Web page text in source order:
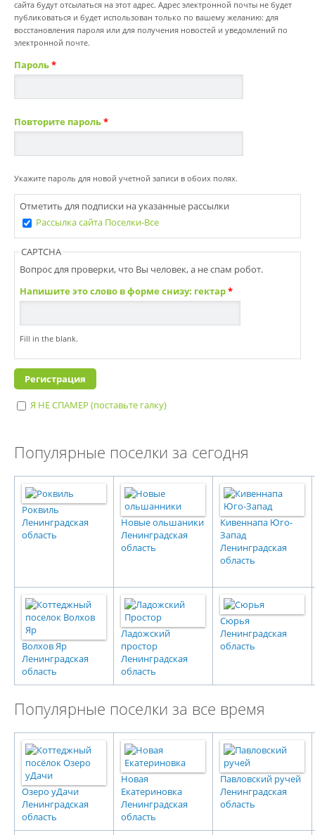
сайта будут отсылаться на этот адрес. Адрес электронной почты не будет
публиковаться и будет использован только по вашему желанию: для
восстановления пароля или для получения новостей и уведомлений по
электронной почте.
Пароль*
Повторите пароль*
Укажите пароль для новой учетной записи в обоих полях.
Отметить для подписки на указанные рассылки
Рассылка сайта Поселки-Все
CAPTCHA
Вопрос для проверки, что Вы человек, а не спам робот.
Напишите это слово в форме снизу: гектар*
Fill in the blank.
Я НЕ СПАМЕР (поставьте галку)
Популярные поселки за сегодня
Роквиль
Ленинградская
область
Новые ольшаники
Ленинградская
область
Кивеннапа Юго-
Запад
Ленинградская
область
Волхов Яр
Ленинградская
область
Ладожский
простор
Ленинградская
область
Сюрья
Ленинградская
область
Популярные поселки за все время
Озеро уДачи
Ленинградская
область
Новая
Екатериновка
Ленинградская
область
Павловский ручей
Ленинградская
область